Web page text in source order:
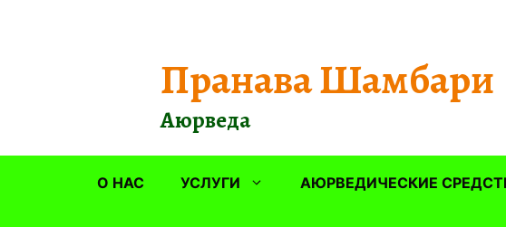
Пранава Шамбари
Аюрведа
О НАС УСЛУГИ АЮРВЕДИЧЕСКИЕ